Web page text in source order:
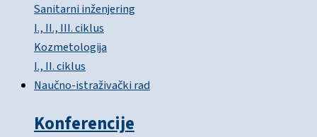
Sanitarni inženjering
I., II., III. ciklus
Kozmetologija
I., II. ciklus
Naučno-istraživački rad
Konferencije